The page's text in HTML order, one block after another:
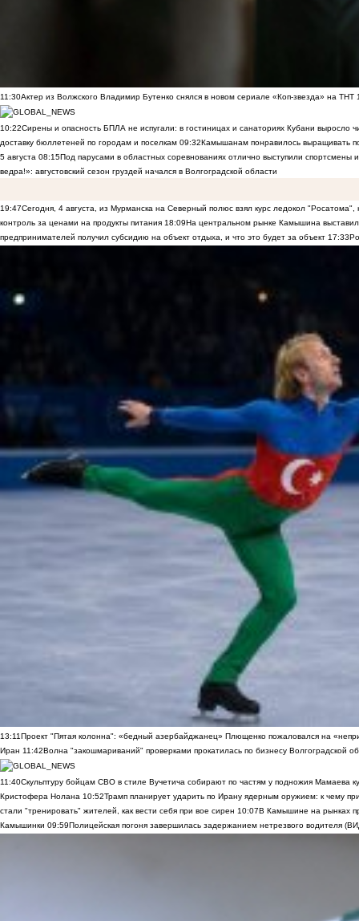
11:30Актер из Волжского Владимир Бутенко снялся в новом сериале «Коп-звезда» на ТНТ
10:22Сирены и опасность БПЛА не испугали: в гостиницах и санаториях Кубани выросло
доставку бюллетеней по городам и поселкам 09:32Камышанам понравилось выращивать
5 августа 08:15Под парусами в областных соревнованиях отлично выступили спортсмены
ведра!»: августовский сезон груздей начался в Волгоградской области
19:47Сегодня, 4 августа, из Мурманска на Северный полюс взял курс ледокол
контроль за ценами на продукты питания 18:09На центральном рынке Камышина
предпринимателей получил субсидию на объект отдыха, и что это будет за объект 17:33
13:11Проект "Пятая колонна": «бедный азербайджанец» Плющенко пожаловался на
Иран 11:42Волна "закошмариваний" проверками прокатилась по бизнесу Волгоградской
11:40Скульптуру бойцам СВО в стиле Вучетича собирают по частям у подножия Мамаева
Кристофера Нолана 10:52Трамп планирует ударить по Ирану ядерным оружием: к чему
стали "тренировать" жителей, как вести себя при вое сирен 10:07В Камышине на рынках
Камышинки 09:59Полицейская погоня завершилась задержанием нетрезвого водителя